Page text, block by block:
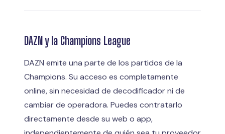
DAZN y la Champions League
DAZN emite una parte de los partidos de la
Champions. Su acceso es completamente
online, sin necesidad de decodificador ni de
cambiar de operadora. Puedes contratarlo
directamente desde su web o app,